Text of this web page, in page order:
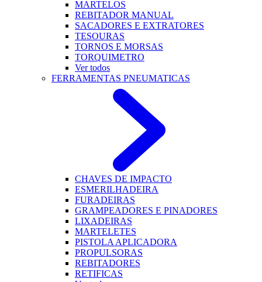
MARTELOS
REBITADOR MANUAL
SACADORES E EXTRATORES
TESOURAS
TORNOS E MORSAS
TORQUIMETRO
Ver todos
FERRAMENTAS PNEUMATICAS
CHAVES DE IMPACTO
ESMERILHADEIRA
FURADEIRAS
GRAMPEADORES E PINADORES
LIXADEIRAS
MARTELETES
PISTOLA APLICADORA
PROPULSORAS
REBITADORES
RETIFICAS